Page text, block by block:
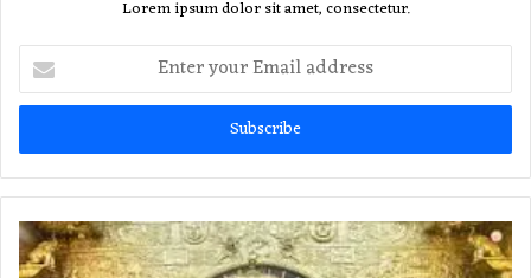
Lorem ipsum dolor sit amet, consectetur.
Enter
your
Email